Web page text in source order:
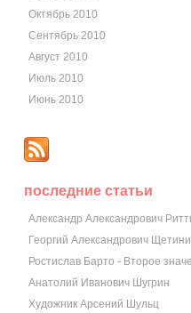
Октябрь 2010
Сентябрь 2010
Август 2010
Июль 2010
Июнь 2010
последние статьи
Александр Александрович
Георгий Александрович
Ростислав Барто - Второе
Анатолий Иванович Шугрин
Художник Арсений Шульц